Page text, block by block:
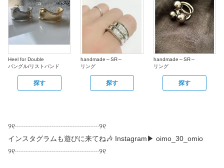
Heel for Double
バングル/リストバンド
探す
handmade～SR～
リング
探す
handmade～SR～
リング
探す
୨୧┈┈┈┈┈┈┈┈┈┈┈┈୨୧
インスタグラムも遊びに来てね🎶 Instagram▶︎ oimo_30_omio
୨୧┈┈┈┈┈┈┈┈┈┈┈┈୨୧